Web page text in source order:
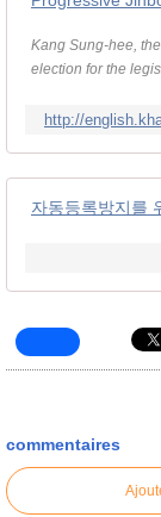
Kang Sung-hee,
election for the
http://
자동등록방지를
commentaires